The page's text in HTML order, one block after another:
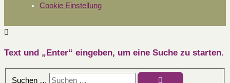
Cookie Einstellung
Text und „Enter“ eingeben, um eine Suche zu starten.
Suchen …